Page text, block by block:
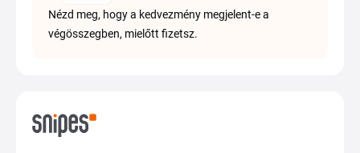
Nézd meg, hogy a kedvezmény megjelent-e a
végösszegben, mielőtt fizetsz.